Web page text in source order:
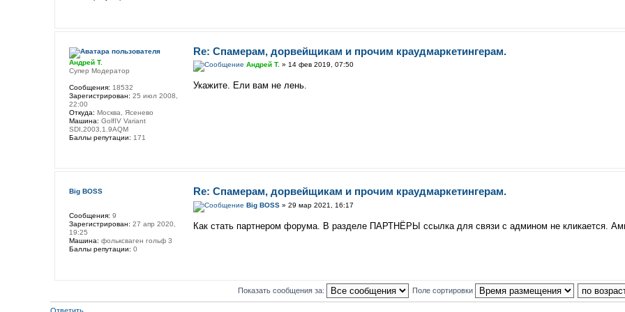
Re: Спамерам, дорвейщикам и прочим краудмаркетингерам.
Андрей Т. » 14 фев 2019, 07:50
Укажите. Ели вам не лень.
Андрей Т.
Супер Модератор
Сообщения: 18532
Зарегистрирован: 25 июл 2008,
22:00
Откуда: Москва, Ясенево
Машина: GolfIV Variant
SDI,2003,1.9AQM
Баллы репутации: 171
Re: Спамерам, дорвейщикам и прочим краудмаркетингерам.
Big BOSS» 29 мар 2021, 16:17
Как стать партнером форума. В разделе ПАРТНЁРЫ ссылка для связи с админом не кликается.
Big BOSS
Сообщения: 9
Зарегистрирован: 27 апр 2020,
19:25
Машина: фольксваген гольф 3
Баллы репутации: 0
Показать сообщения за: Поле сортировки